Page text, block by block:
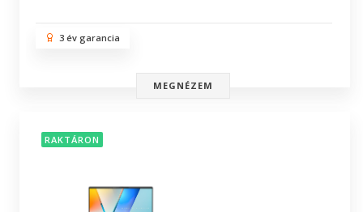
3 év garancia
MEGNÉZEM
RAKTÁRON